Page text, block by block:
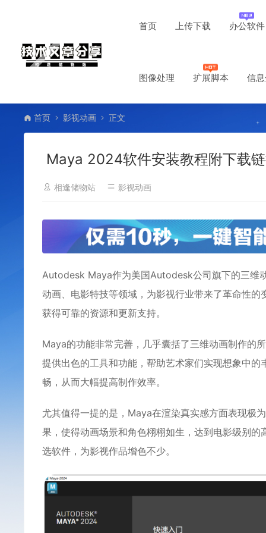
首页 上传下载 办公软件
图像处理 扩展脚本 信
首页 影视动画 正文
Maya 2024软件安装教程附下载
相逢储物站 影视动画
Autodesk Maya作为美国Autodesk公司旗下的三维
动画、电影特技等领域，为影视行业带来了革命性
获得可靠的资源和更新支持。
Maya的功能非常完善，几乎囊括了三维动画制作的
提供出色的工具和功能，帮助艺术家们实现想象中
畅，从而大幅提高制作效率。
尤其值得一提的是，Maya在渲染真实感方面表现极
果，使得动画场景和角色栩栩如生，达到电影级别
选软件，为影视作品增色不少。